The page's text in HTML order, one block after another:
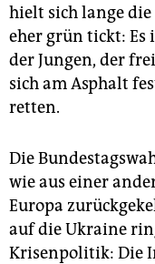
hielt sich lange die
eher grün tickt: Es
der Jungen, der
sich am Asphalt
retten.
Die
wie aus einer
Europa
auf die Ukraine
Krisenpolitik: Die